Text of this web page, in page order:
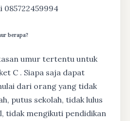
085722459994
berapa?
umur tertentu untuk
C . Siapa saja dapat
dari orang yang tidak
putus sekolah, tidak lulus
tidak mengikuti pendidikan